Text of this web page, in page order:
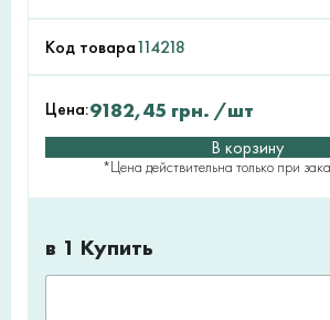
Код товара114218
Цена:9182,45 грн. /шт
В корзину
*Цена действительна только при
в 1 Купить